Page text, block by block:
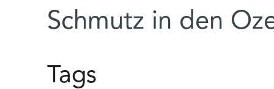
Schmutz in den
Tags